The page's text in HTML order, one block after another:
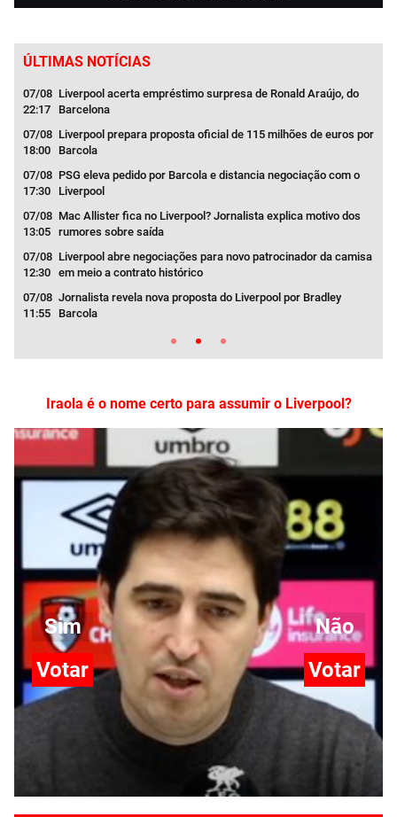
ÚLTIMAS NOTÍCIAS
07/08
22:17
Liverpool acerta empréstimo surpresa de Ronald Araújo, do
Barcelona
07/08
18:00
Liverpool prepara proposta oficial de 115 milhões de euros por
Barcola
07/08
17:30
PSG eleva pedido por Barcola e distancia negociação com o
Liverpool
07/08
13:05
Mac Allister fica no Liverpool? Jornalista explica motivo dos
rumores sobre saída
07/08
12:30
Liverpool abre negociações para novo patrocinador da camisa
em meio a contrato histórico
07/08
11:55
Jornalista revela nova proposta do Liverpool por Bradley
Barcola
Iraola é o nome certo para assumir o Liverpool?
Sim
Votar
Não
Votar